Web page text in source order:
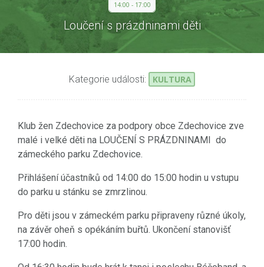
14:00
17:00
Loučení s prázdninami děti
Kategorie události: KULTURA
Klub žen Zdechovice za podpory obce Zdechovice zve
malé i velké děti na LOUČENÍ S PRÁZDNINAMI do
zámeckého parku Zdechovice.
Přihlášení účastníků od 14:00 do 15:00 hodin u vstupu
do parku u stánku se zmrzlinou.
Pro děti jsou v zámeckém parku připraveny různé úkoly,
na závěr oheň s opékáním buřtů. Ukončení stanovišť
17:00 hodin.